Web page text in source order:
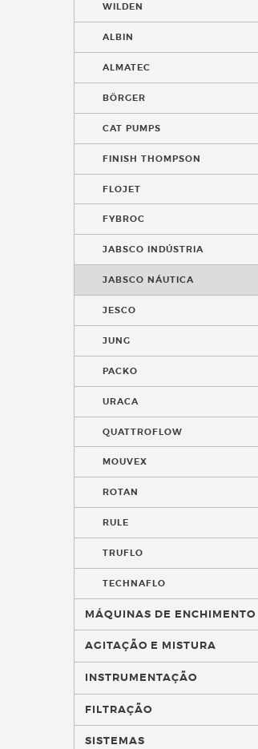
WILDEN
ALBIN
ALMATEC
BÖRGER
CAT PUMPS
FINISH THOMPSON
FLOJET
FYBROC
JABSCO INDÚSTRIA
JABSCO NÁUTICA
JESCO
JUNG
PACKO
URACA
QUATTROFLOW
MOUVEX
ROTAN
RULE
TRUFLO
TECHNAFLO
MÁQUINAS DE ENCHIMENTO
AGITAÇÃO E MISTURA
INSTRUMENTAÇÃO
FILTRAÇÃO
SISTEMAS